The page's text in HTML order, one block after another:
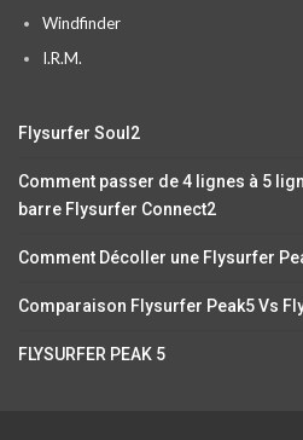
Windfinder
I.R.M.
Flysurfer Soul2
Comment passer de 4 lignes à 5
barre Flysurfer Connect2
Comment Décoller une Flysurfer
Comparaison Flysurfer Peak5 Vs
FLYSURFER PEAK 5